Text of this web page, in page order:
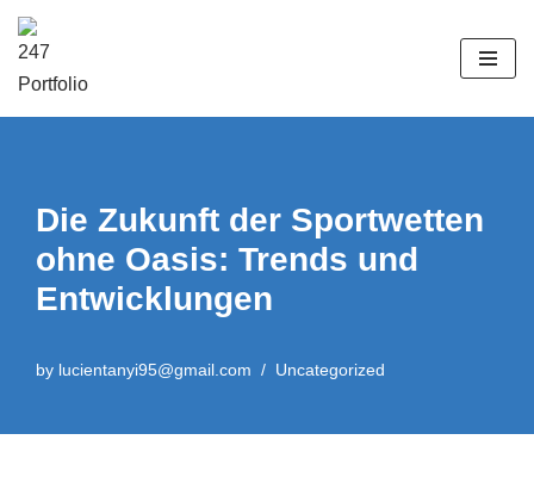
Die Zukunft der Sportwetten
ohne Oasis: Trends und
Entwicklungen
by lucientanyi95@gmail.com Uncategorized